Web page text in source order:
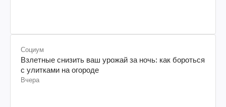
Социум
Взлетные снизить ваш урожай за ночь: как бороться
с улитками на огороде
Вчера